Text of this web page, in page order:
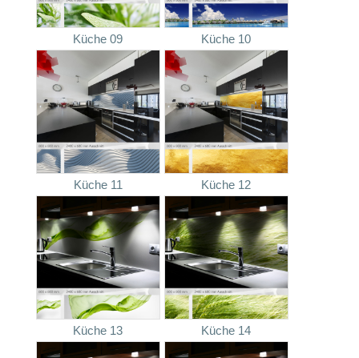
Küche 09 Küche 10
Küche 11 Küche 12
Küche 13 Küche 14